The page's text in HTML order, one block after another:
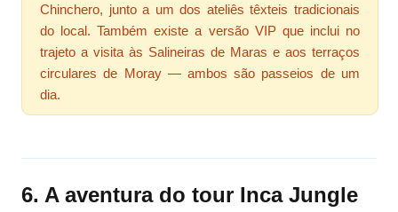
Chinchero, junto a um dos ateliês têxteis tradicionais
do local. Também existe a versão VIP que inclui no
trajeto a visita às Salineiras de Maras e aos terraços
circulares de Moray — ambos são passeios de um
dia.
6. A aventura do tour Inca Jungle